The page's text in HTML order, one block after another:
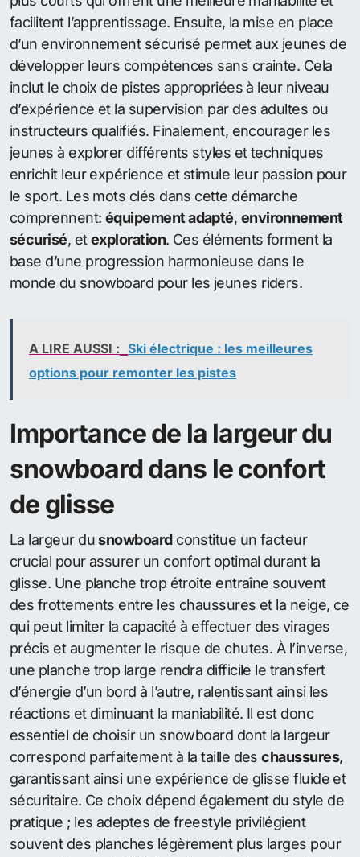
facilitent l’apprentissage. Ensuite, la mise en place
d’un environnement sécurisé permet aux jeunes de
développer leurs compétences sans crainte. Cela
inclut le choix de pistes appropriées à leur niveau
d’expérience et la supervision par des adultes ou
instructeurs qualifiés. Finalement, encourager les
jeunes à explorer différents styles et techniques
enrichit leur expérience et stimule leur passion pour
le sport. Les mots clés dans cette démarche
comprennent: équipement adapté, environnement
sécurisé, etexploration. Ces éléments forment la
base d’une progression harmonieuse dans le
monde du snowboard pour les jeunes riders.
A LIRE AUSSI : Ski électrique : les meilleures
options pour remonter les pistes
Importance de la largeur du
snowboard dans le confort
de glisse
La largeur dusnowboardconstitue un facteur
crucial pour assurer un confort optimal durant la
glisse. Une planche trop étroite entraîne souvent
des frottements entre les chaussures et la neige, ce
qui peut limiter la capacité à effectuer des virages
précis et augmenter le risque de chutes. À l’inverse,
une planche trop large rendra difficile le transfert
d’énergie d’un bord à l’autre, ralentissant ainsi les
réactions et diminuant la maniabilité. Il est donc
essentiel de choisir un snowboard dont la largeur
correspond parfaitement à la taille deschaussures,
garantissant ainsi une expérience de glisse fluide et
sécuritaire. Ce choix dépend également du style de
pratique ; les adeptes de freestyle privilégient
souvent des planches légèrement plus larges pour